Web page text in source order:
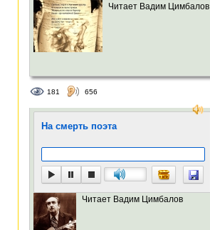
Читает Вадим Цимбалов
181 656
На смерть поэта
Читает Вадим Цимбалов